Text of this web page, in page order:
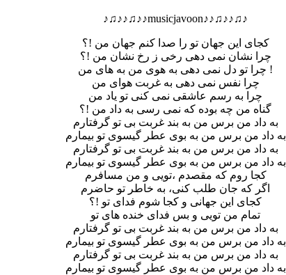
♪♫♪♪♫♪♪musicjavoon♪♪♫♪♪♫♪
کجای این جهان تو را صدا کنم جهان من !؟
چرا نشان نمی دهی رخی ز رخ نشان من !؟
چرا تو دل نمی دهی به هوی من به های من !
چرا نفس نمی دهی به غربت هوای من
چرا به رسم عاشقی نمی کنی تو یاد من
گناه من چه بوده که نمی رسی به داد من !؟
به داد من برس من به بند غربت بی تو گرفتارم
به داد من برس من به بوی عطر گیسوی تو بیمارم
به داد من برس من به بند غربت بی تو گرفتارم
به داد من برس من به بوی عطر گیسوی تو بیمارم
کجا روم که مقصدم ،تویی و من مسافرم
اگر که جان طلب کنی، به خاطر تو حاضرم
کجای این جهانی و کجا شوم فدای تو !؟
تمام من تویی و بس فدای خنده های تو
به داد من برس من به بند غربت بی تو گرفتارم
به داد من برس من به بوی عطر گیسوی تو بیمارم
به داد من برس من به بند غربت بی تو گرفتارم
به داد من برس من به بوی عطر گیسوی تو بیمارم